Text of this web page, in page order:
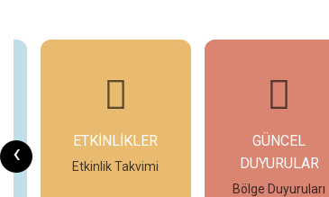
‹ ETKİNLİKLER
Etkinlik Takvimi
GÜNCEL
DUYURULAR
Bölge Duyuruları